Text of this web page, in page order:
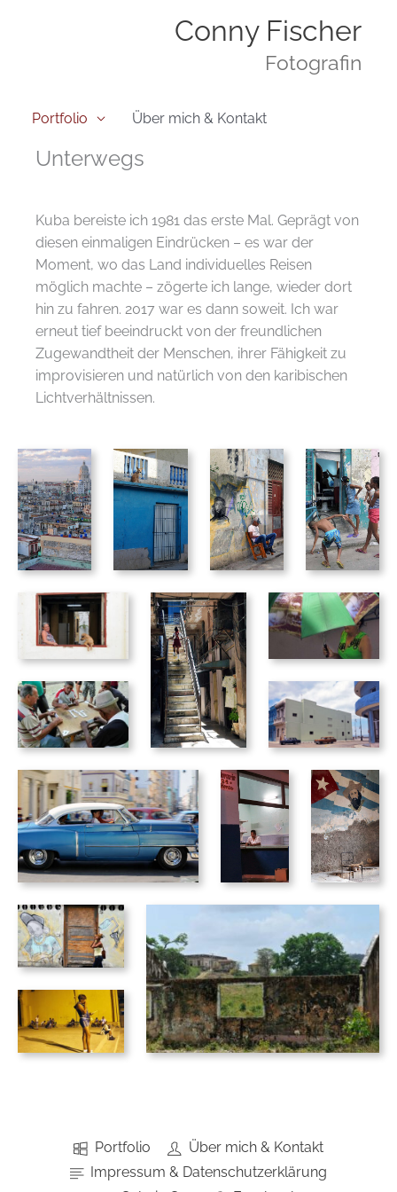
Conny Fischer
Fotografin
Portfolio Über mich & Kontakt
Unterwegs
Kuba bereiste ich 1981 das erste Mal. Geprägt von
diesen einmaligen Eindrücken – es war der
Moment, wo das Land individuelles Reisen
möglich machte – zögerte ich lange, wieder dort
hin zu fahren. 2017 war es dann soweit. Ich war
erneut tief beeindruckt von der freundlichen
Zugewandtheit der Menschen, ihrer Fähigkeit zu
improvisieren und natürlich von den karibischen
Lichtverhältnissen.
Portfolio
Über mich & Kontakt
Impressum & Datenschutzerklärung